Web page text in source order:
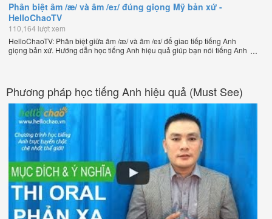
Phân biệt âm /æ/ và âm /eɪ/ đúng giọng Mỹ bản xứ -
HelloChaoTV
110,164 lượt xem
HelloChaoTV: Phân biệt giữa âm /æ/ và âm /eɪ/ để giao tiếp tiếng Anh
giọng bản xứ. Hướng dẫn học tiếng Anh hiệu quả giúp bạn nói tiếng Anh
Phương pháp học tiếng Anh hiệu quả (Must See)